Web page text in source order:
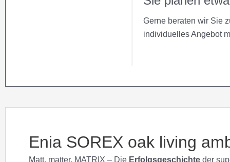
Gerne beraten wir Sie
individuelles Angebot
Enia SOREX oak living
Matt, matter, MATRIX – Die Erfolgsgeschichte der